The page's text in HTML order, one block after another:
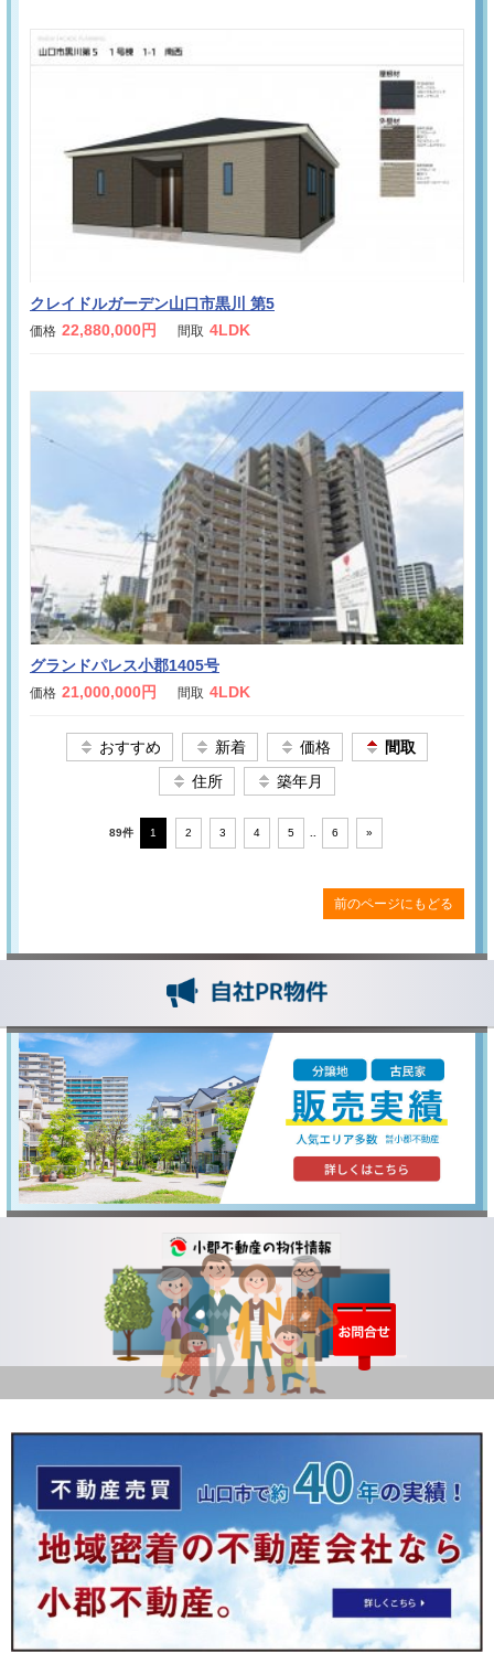
クレイドルガーデン山口市黒川 第5
価格 22,880,000円 間取 4LDK
グランドパレス小郡1405号
価格 21,000,000円 間取 4LDK
おすすめ 新着 価格
間取
住所
築年月
89件 1 2 3 4 5 6 »
前のページにもどる